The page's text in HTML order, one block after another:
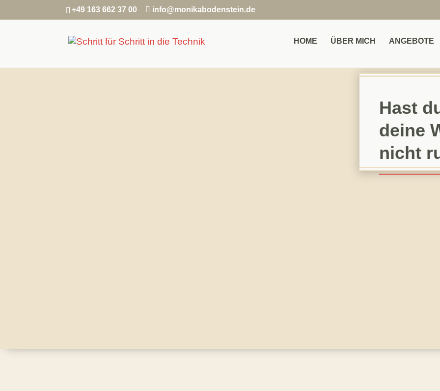
+49 163 662 37 00 info@monikabodenstein.de
HOME ÜBER MICH ANGEBOTE
Hast
deine
nicht